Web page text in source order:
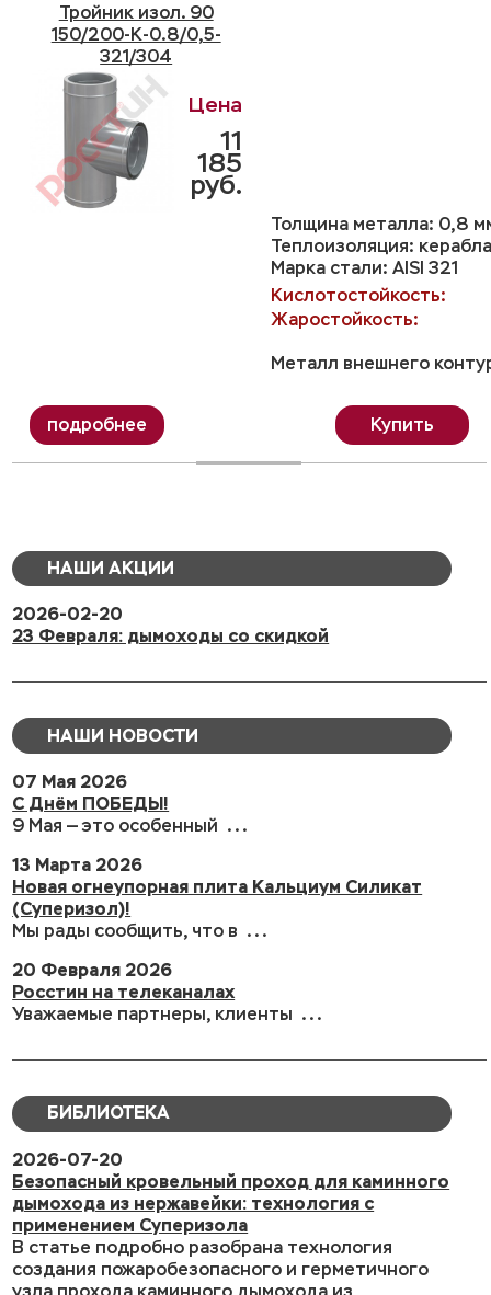
Тройник изол. 90
150/200-K-0.8/0,5-
321/304
Толщина металла: 0,8
Теплоизоляция:
Марка стали: AISI 321
Кислотостойкость:
Жаростойкость:
Металл внешнего
11
185
руб.
Купить
НАШИ АКЦИИ
2026-02-20
23 Февраля: дымоходы со скидкой
НАШИ НОВОСТИ
07 Мая 2026
С Днём ПОБЕДЫ!
9 Мая — это особенный ...
13 Марта 2026
Новая огнеупорная плита Кальциум Силикат
(Суперизол)!
Мы рады сообщить, что в ...
20 Февраля 2026
Росстин на телеканалах
Уважаемые партнеры, клиенты ...
БИБЛИОТЕКА
2026-07-20
Безопасный кровельный проход для каминного
дымохода из нержавейки: технология с
применением Суперизола
В статье подробно разобрана технология
создания пожаробезопасного и герметичного